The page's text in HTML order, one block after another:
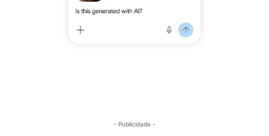
- Publicidade -